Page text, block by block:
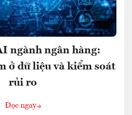
ngành ngân hàng:
ở dữ liệu và kiểm soát
rủi ro
Đọc ngay